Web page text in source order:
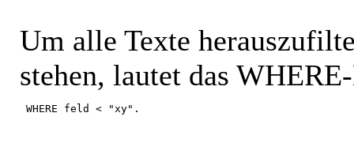
Um alle Texte
stehen, lautet das
WHERE feld < "xy".